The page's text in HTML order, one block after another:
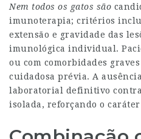
Nem todos os gatos são
imunoterapia; critérios
extensão e gravidade das
imunológica individual.
ou com comorbidades
cuidadosa prévia. A
laboratorial definitivo
isolada, reforçando o